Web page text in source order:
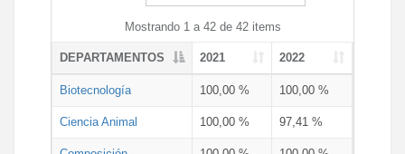
Mostrando 1 a 42 de 42 items
DEPARTAMENTOS 2021 2022
Biotecnología 100,00 % 100,00 %
Ciencia Animal 100,00 % 97,41 %